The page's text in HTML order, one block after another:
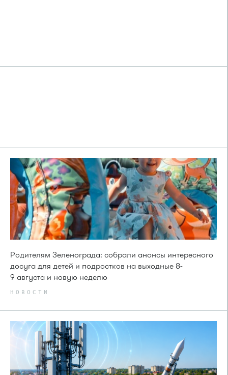
Родителям Зеленограда: собрали анонсы интересного
досуга для детей и подростков на выходные 8-
9 августа и новую неделю
НОВОСТИ